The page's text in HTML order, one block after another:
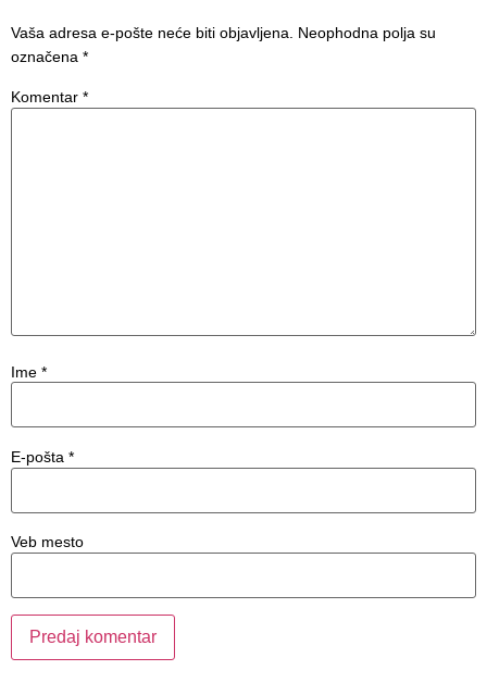
Vaša adresa e-pošte neće biti objavljena.
Neophodna polja su
označena *
Komentar *
Ime *
E-pošta *
Veb mesto